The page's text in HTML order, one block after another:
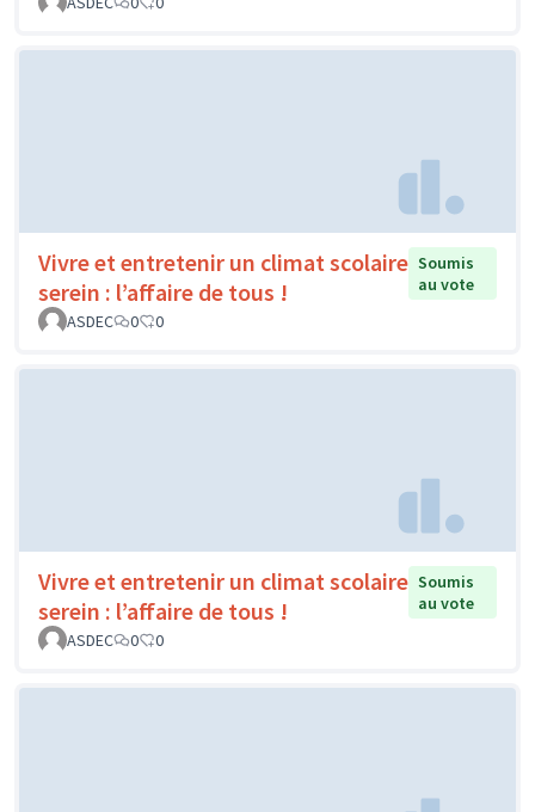
Vivre et entretenir un climat scolaire
serein : l’affaire de tous !
Soumis
au vote
ASDEC
0 0
Vivre et entretenir un climat scolaire
serein : l’affaire de tous !
Soumis
au vote
ASDEC
0 0